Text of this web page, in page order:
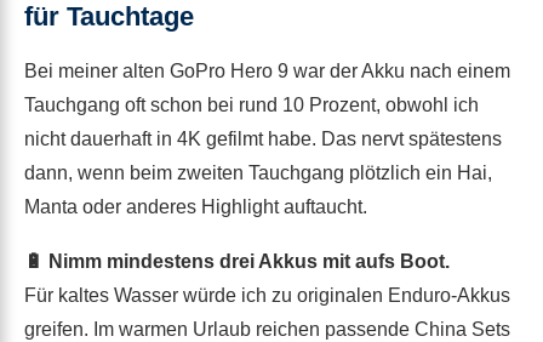
für Tauchtage
Bei meiner alten GoPro Hero 9 war der Akku nach einem
Tauchgang oft schon bei rund 10 Prozent, obwohl ich
nicht dauerhaft in 4K gefilmt habe. Das nervt spätestens
dann, wenn beim zweiten Tauchgang plötzlich ein Hai,
Manta oder anderes Highlight auftaucht.
🔋 Nimm mindestens drei Akkus mit aufs Boot.
Für kaltes Wasser würde ich zu originalen Enduro-Akkus
greifen. Im warmen Urlaub reichen passende China Sets